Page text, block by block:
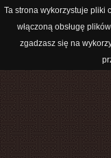
Ta strona wykorzystuje pliki
włączoną obsługę
zgadzasz się na